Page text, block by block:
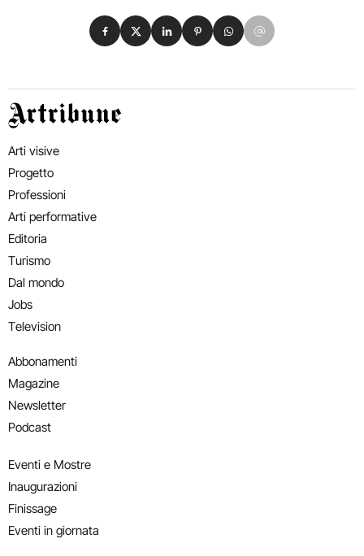
Condividi su Facebook
Condividi su X
Condividi su LinkedIn
Condividi su Pinterest
Condividi su WhatsApp
Condividi su Email
Artribune
Arti visive
Progetto
Professioni
Arti performative
Editoria
Turismo
Dal mondo
Jobs
Television
Abbonamenti
Magazine
Newsletter
Podcast
Eventi e Mostre
Inaugurazioni
Finissage
Eventi in giornata